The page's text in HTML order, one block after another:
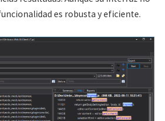
es robusta y eficiente.